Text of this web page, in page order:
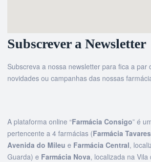
Subscrever a Newsletter
Subscreva a nossa newsletter para fica a par
novidades ou campanhas das nossas
A plataforma online “Farmácia Consigo” é
pertencente a 4 farmácias (Farmácia Tavares
Avenida do Mileu e Farmácia Central,
Guarda) e Farmácia Nova, localizada na